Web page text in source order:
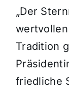
„Der
Tradition
friedliche